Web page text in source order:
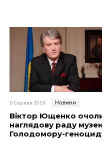
6 Серпня 2026 Новини
Віктор Ющенко очолив
наглядову раду музею
Голодомору-геноциду